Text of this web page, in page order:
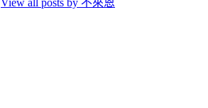
View all posts by 不來恩